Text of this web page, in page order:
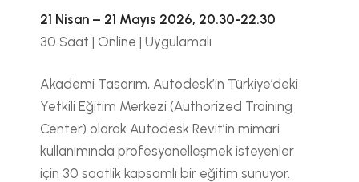
21 Nisan – 21 Mayıs 2026, 20.30-22.30
30 Saat | Online | Uygulamalı
Akademi Tasarım, Autodesk’in Türkiye’deki
Yetkili Eğitim Merkezi (Authorized Training
Center) olarak Autodesk Revit’in mimari
kullanımında profesyonelleşmek isteyenler
için 30 saatlik kapsamlı bir eğitim sunuyor.